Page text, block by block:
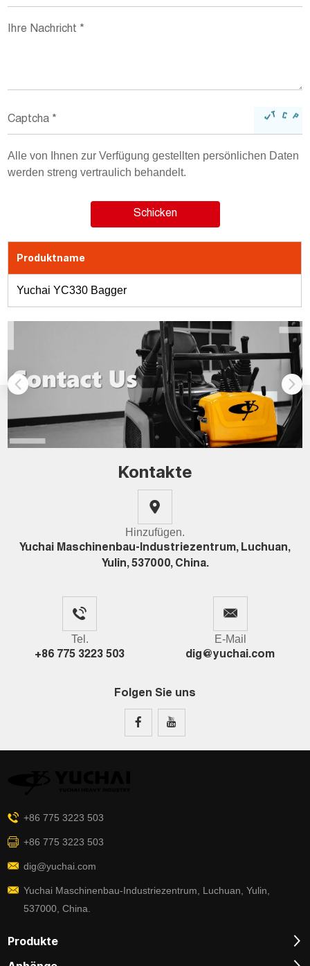
Alle von Ihnen zur Verfügung gestellten persönlichen Daten
werden streng vertraulich behandelt.
Produktname
Yuchai YC330 Bagger
Kontakte
Hinzufügen.
Yuchai Maschinenbau-Industriezentrum, Luchuan,
Yulin, 537000, China.
Tel.
+86 775 3223 503
E-Mail
dig@yuchai.com
Folgen Sie uns
+86 775 3223 503
+86 775 3223 503
dig@yuchai.com
Yuchai Maschinenbau-Industriezentrum, Luchuan, Yulin,
537000, China.
Produkte